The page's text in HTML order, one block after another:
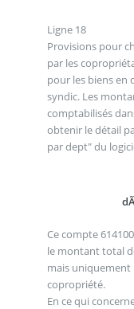
Ligne 18
Provisions pour
par les
pour les biens en
syndic. Les
comptabilisés
obtenir le détail
par dept" du
Ce compte
le montant total
mais uniquement
copropriété.
En ce qui